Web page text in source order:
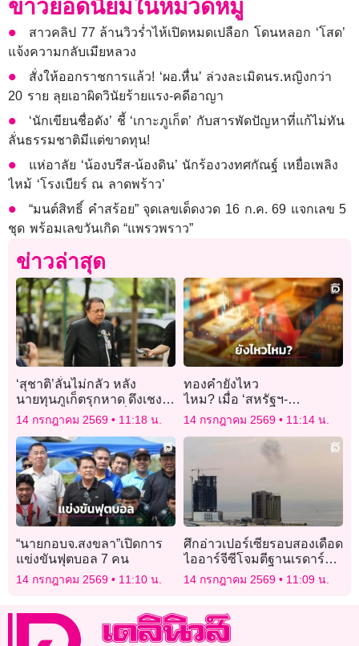
ข่าวยอดนิยมในหมวดหมู่
สาวคลิป 77 ล้านวิวร่ำไห้เปิดหมดเปลือก โดนหลอก ‘โสด’
แจ้งความกลับเมียหลวง
สั่งให้ออกราชการแล้ว! ‘ผอ.หื่น’ ล่วงละเมิดนร.หญิงกว่า
20 ราย ลุยเอาผิดวินัยร้ายแรง-คดีอาญา
‘นักเขียนชื่อดัง’ ชี้ ‘เกาะภูเก็ต’ กับสารพัดปัญหาที่แก้ไม่ทัน
ลั่นธรรมชาติมีแต่ขาดทุน!
แห่อาลัย ‘น้องบรีส-น้องดิน’ นักร้องวงทศกัณฐ์ เหยื่อเพลิง
ไหม้ ‘โรงเบียร์ ณ ลาดพร้าว’
“มนต์สิทธิ์ คำสร้อย” จุดเลขเด็ดงวด 16 ก.ค. 69 แจกเลข 5
ชุด พร้อมเลขวันเกิด “แพรวพราว”
ข่าวล่าสุด
‘สุชาติ’ลั่นไม่กลัว หลัง
นายทุนภูเก็ตรุกหาด ดึงเชง
ฟ้อง’ศาลปกครอง’ ฮึ่มเจอ’คน
ดื้อ’ ต้องดำเนินการให้ถึงที่
สุด
14 กรกฎาคม 2569 11:18 น.
ทองคำยังไหว
ไหม? เมื่อ ‘สหรัฐฯ-
อิหร่าน’ ปะทุรอบใหม่
14 กรกฎาคม 2569 11:14 น.
“นายกอบจ.สงขลา”เปิดการ
แข่งขันฟุตบอล 7 คน
14 กรกฎาคม 2569 11:10 น.
ศึกอ่าวเปอร์เซียรอบสองเดือด
ไออาร์จีซีโจมตีฐานเรดาร์
สหรัฐในบาห์เรน
14 กรกฎาคม 2569 11:09 น.